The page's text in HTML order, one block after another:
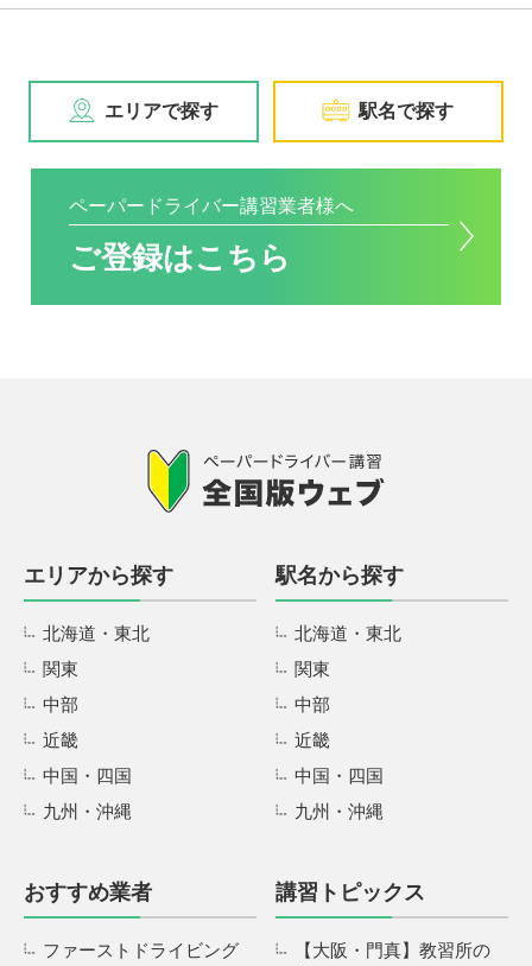
エリアで探す 駅名で探す
ペーパードライバー講習業者様へ
ご登録はこちら
エリアから探す
北海道・東北
関東
中部
近畿
中国・四国
九州・沖縄
駅名から探す
北海道・東北
関東
中部
近畿
中国・四国
九州・沖縄
おすすめ業者
ファーストドライビング
講習トピックス
【大阪・門真】教習所の